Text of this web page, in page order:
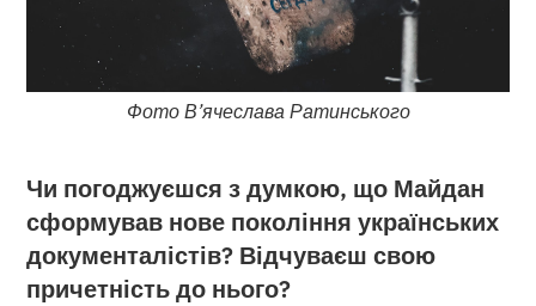
Фото В’ячеслава Ратинського
Чи погоджуєшся з думкою, що Майдан
сформував нове покоління українських
документалістів? Відчуваєш свою
причетність до нього?